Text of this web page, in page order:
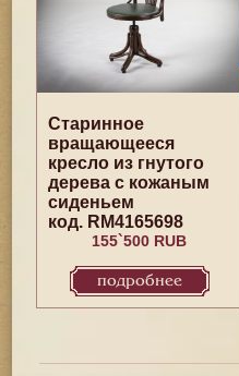
Старинное
вращающееся
кресло из гнутого
дерева с кожаным
сиденьем
код. RM4165698
155`500 RUB
подробнее